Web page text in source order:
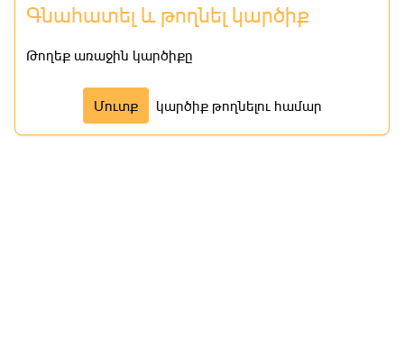
Գնահատել և թողնել կարծիք
Թողեք առաջին կարծիքը
Մուտք կարծիք թողնելու համար